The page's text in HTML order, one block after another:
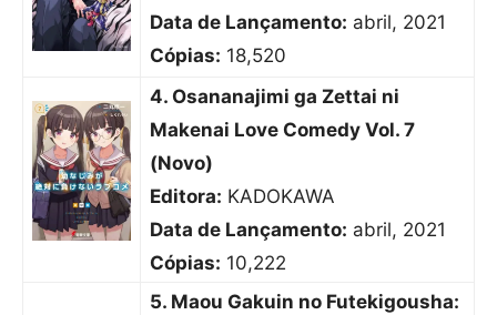
Data de Lançamento: abril, 2021
Cópias: 18,520
4. Osananajimi ga Zettai ni
Makenai Love Comedy Vol. 7
(Novo)
Editora: KADOKAWA
Data de Lançamento: abril, 2021
Cópias: 10,222
5. Maou Gakuin no Futekigousha: